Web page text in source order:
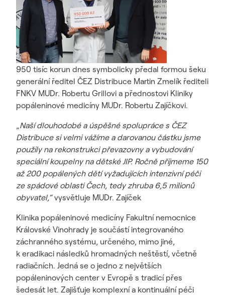
950 tisíc korun dnes symbolicky předal formou šeku
generální ředitel ČEZ Distribuce Martin Zmelík řediteli
FNKV MUDr. Robertu Grillovi a přednostovi Kliniky
popáleninové medicíny MUDr. Robertu Zajíčkovi.
„Naší dlouhodobé a úspěšné spolupráce s ČEZ
Distribuce si velmi vážíme a darovanou částku jsme
použily na rekonstrukci převazovny a vybudování
speciální koupelny na dětské JIP. Ročně přijmeme 150
až 200 popálených dětí vyžadujících intenzivní péči
ze spádové oblasti Čech, tedy zhruba 6,5 milionů
obyvatel,“vysvětluje MUDr. Zajíček
Klinika popáleninové medicíny Fakultní nemocnice
Královské Vinohrady je součástí integrovaného
záchranného systému, určeného, mimo jiné,
k eradikaci následků hromadných neštěstí, včetně
radiačních. Jedná se o jedno z největších
popáleninových center v Evropě s tradicí přes
šedesát let. Zajišťuje komplexní a kontinuální péči